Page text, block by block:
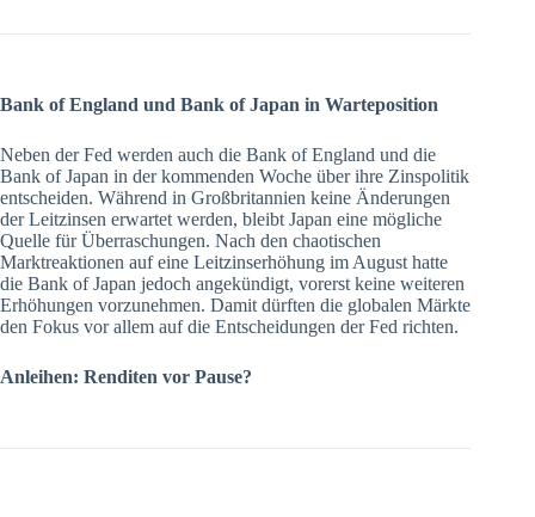
Bank of England und Bank of Japan in Warteposition
Neben der Fed werden auch die Bank of England und die
Bank of Japan in der kommenden Woche über ihre Zinspolitik
entscheiden. Während in Großbritannien keine Änderungen
der Leitzinsen erwartet werden, bleibt Japan eine mögliche
Quelle für Überraschungen. Nach den chaotischen
Marktreaktionen auf eine Leitzinserhöhung im August hatte
die Bank of Japan jedoch angekündigt, vorerst keine weiteren
Erhöhungen vorzunehmen. Damit dürften die globalen Märkte
den Fokus vor allem auf die Entscheidungen der Fed richten.
Anleihen: Renditen vor Pause?